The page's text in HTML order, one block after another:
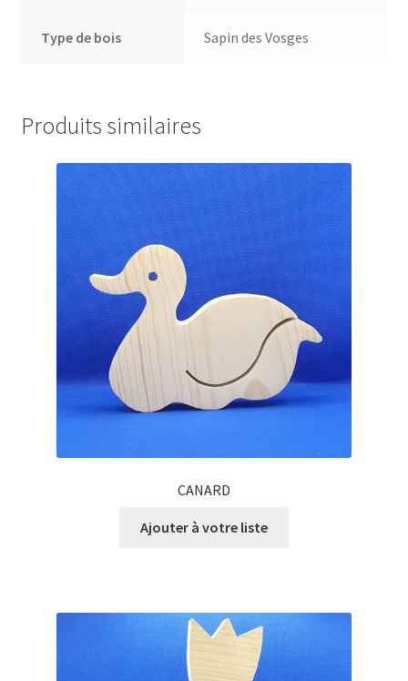
Type de bois Sapin des Vosges
Produits similaires
CANARD
Ajouter à votre liste